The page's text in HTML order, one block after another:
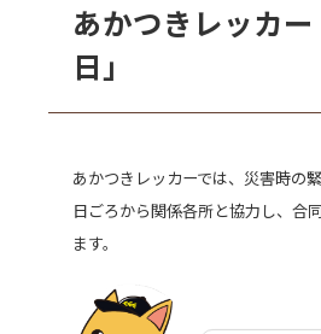
あかつきレッカ
日」
あかつきレッカーでは、災害時の
日ごろから関係各所と協力し、合
ます。